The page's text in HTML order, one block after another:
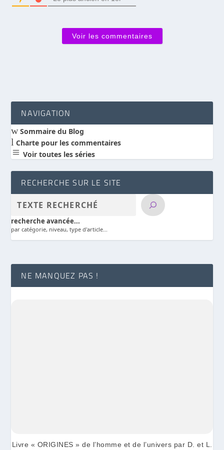
Voir les commentaires
NAVIGATION
wSommaire du Blog
l Charte pour les commentaires
a Voir toutes les séries
RECHERCHE SUR LE SITE
recherche avancée...
par catégorie, niveau, type d'article...
NE MANQUEZ PAS !
Livre « ORIGINES » de l’homme et de l’univers par D. et L.